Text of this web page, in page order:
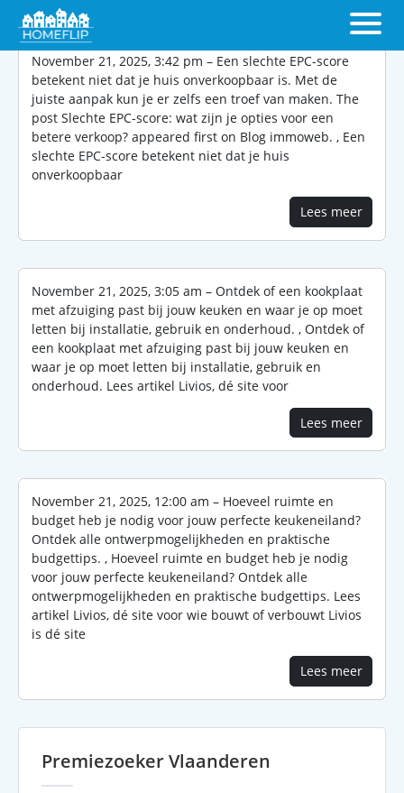
November 21, 2025, 3:42 pm – Een slechte EPC-score
betekent niet dat je huis onverkoopbaar is. Met de
juiste aanpak kun je er zelfs een troef van maken. The
post Slechte EPC-score: wat zijn je opties voor een
betere verkoop? appeared first on Blog immoweb. , Een
slechte EPC-score betekent niet dat je huis
onverkoopbaar
Lees meer
November 21, 2025, 3:05 am – Ontdek of een kookplaat
met afzuiging past bij jouw keuken en waar je op moet
letten bij installatie, gebruik en onderhoud. , Ontdek of
een kookplaat met afzuiging past bij jouw keuken en
waar je op moet letten bij installatie, gebruik en
onderhoud. Lees artikel Livios, dé site voor
Lees meer
November 21, 2025, 12:00 am – Hoeveel ruimte en
budget heb je nodig voor jouw perfecte keukeneiland?
Ontdek alle ontwerpmogelijkheden en praktische
budgettips. , Hoeveel ruimte en budget heb je nodig
voor jouw perfecte keukeneiland? Ontdek alle
ontwerpmogelijkheden en praktische budgettips. Lees
artikel Livios, dé site voor wie bouwt of verbouwt Livios
is dé site
Lees meer
Premiezoeker Vlaanderen